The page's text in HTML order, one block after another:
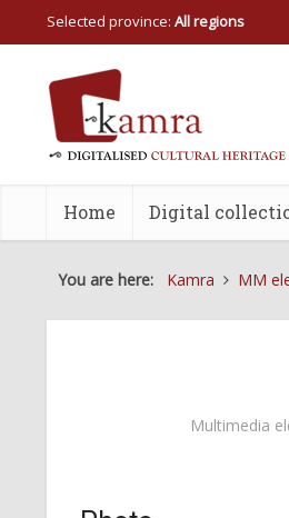
Selected province: All regions
Home Digital
You are here: Kamra MM
Multimedia